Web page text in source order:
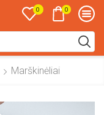
0 0
Marškinėliai